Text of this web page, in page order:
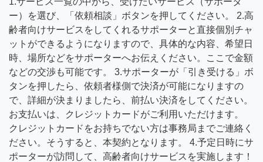
ー）を選び、「依頼相談」ボタンを押してください。 2.高
齢者向けサービスをしてくれるサポーターと直接個別チャ
ットができるようになりますので、具体的な内容、希望日
時、場所などをサポーターへお伝えください。ここで金額
などの交渉も可能です。 3.サポーターが「引き受ける」ボ
タンを押したら、依頼者様側で決済が可能になりますの
で、詳細が決まりましたら、前払い決済をしてください。
お支払いは、クレジットカードがご利用いただけます。
クレジットカードをお持ちでない方は事務局までご連絡く
ださい。そうすると、本契約となります。 4.予定日時にサ
ポーターが訪問して、高齢者向けサービスを実施します！